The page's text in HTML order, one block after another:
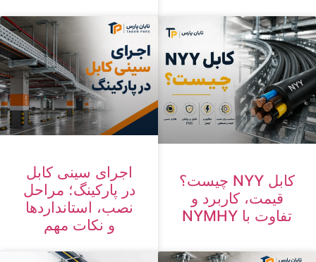
کابل NYY چیست؟
قیمت، کاربرد و
تفاوت با NYMHY
اجرای سینی کابل
در پارکینگ؛ مراحل
نصب، استانداردها
و نکات مهم